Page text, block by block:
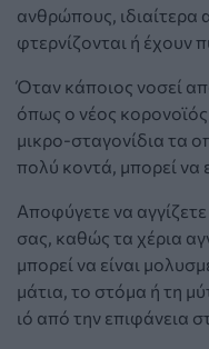
ανθρώπους,
φτερνίζονται ή έχουν
Όταν κάποιος νοσεί
όπως ο νέος κορονοϊός
μικρο-σταγονίδια τα
πολύ κοντά, μπορεί να
Αποφύγετε να
σας, καθώς τα χέρια
μπορεί να είναι
μάτια, το στόμα ή τη
ιό από την επιφάνεια